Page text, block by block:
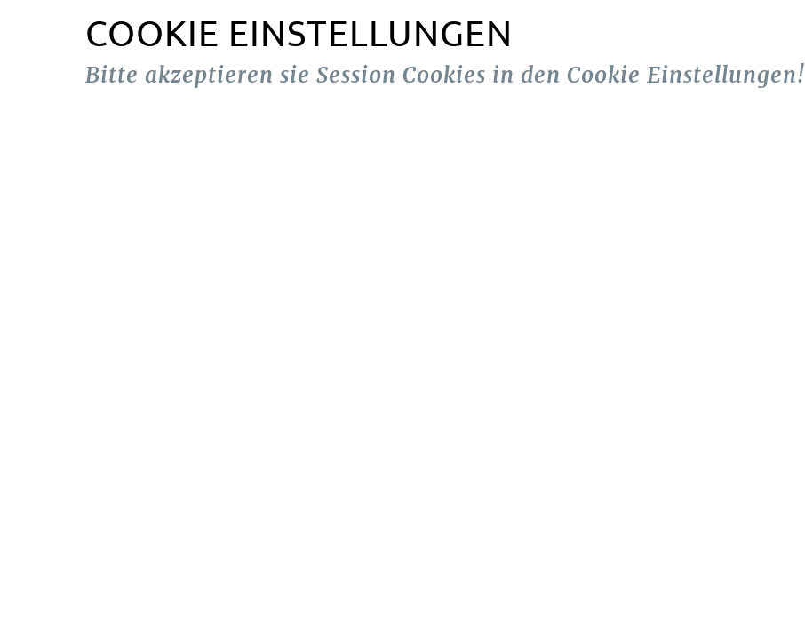
COOKIE EINSTELLUNGEN
Bitte akzeptieren sie Session Cookies in den Cookie Einstellungen!